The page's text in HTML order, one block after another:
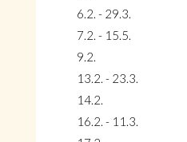
6.2. - 29.3.
7.2. - 15.5.
9.2.
13.2. - 23.3.
14.2.
16.2. - 11.3.